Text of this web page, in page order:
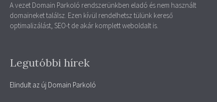
A vezet Domain Parkoló rendszerünkben eladó és nem használt
domaineket találsz. Ezen kívül rendelhetsz tülünk kereső
optimalizálást, SEO-t de akár komplett weboldalt is.
Legutóbbi hírek
Elindult az új Domain Parkoló